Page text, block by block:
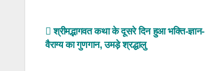
Post
navigation
श्रीमद्भागवत कथा के दूसरे दिन हुआ भक्ति-ज्ञान-
वैराग्य का गुणगान, उमड़े श्रद्धालु